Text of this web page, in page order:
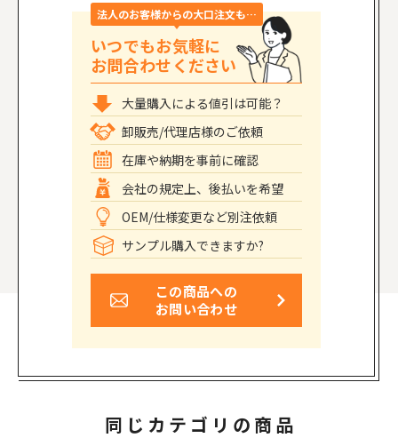
法人のお客様からの大口注文も…
いつでもお気軽に
お問合わせください
大量購入による値引は可能？
卸販売/代理店様のご依頼
在庫や納期を事前に確認
会社の規定上、後払いを希望
OEM/仕様変更など別注依頼
サンプル購入できますか?
この商品への
お問い合わせ
同じカテゴリの商品